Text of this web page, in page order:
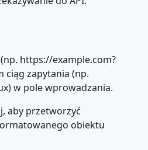
(np. https://example.com?
ciąg zapytania (np.
w pole wprowadzania.
aby przetworzyć
obiektu